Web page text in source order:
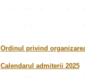
Ordinul privind
Calendarul admiterii 2025